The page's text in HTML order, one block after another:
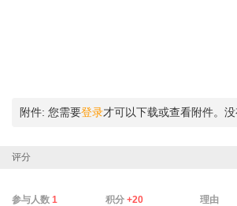
附件: 您需要登录才可以下载或查看附件。没
评分
参与人数 1 积分+20 理由